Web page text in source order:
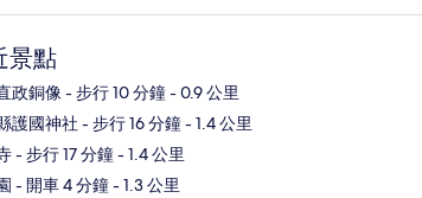
景點
政銅像 - 步行 10 分鐘- 0.9 公里
護國神社 - 步行 16 分鐘- 1.4 公里
- 步行 17 分鐘- 1.4 公里
- 開車 4 分鐘- 1.3 公里